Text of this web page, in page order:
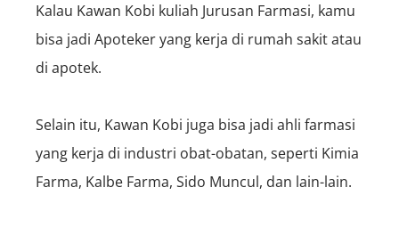
Kalau Kawan Kobi kuliah Jurusan Farmasi, kamu
bisa jadi Apoteker yang kerja di rumah sakit atau
di apotek.
Selain itu, Kawan Kobi juga bisa jadi ahli farmasi
yang kerja di industri obat-obatan, seperti Kimia
Farma, Kalbe Farma, Sido Muncul, dan lain-lain.